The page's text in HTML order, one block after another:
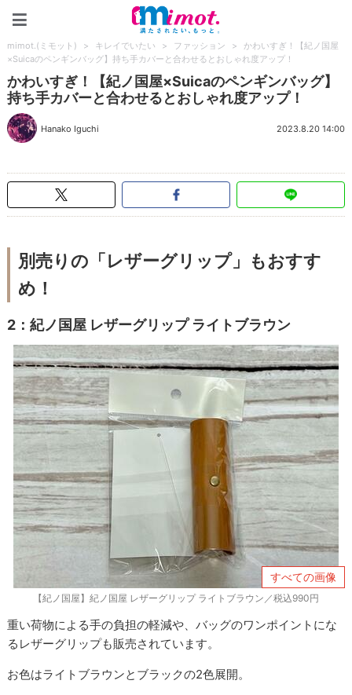
mimot.(ミモット) > キレイでいたい > ファッション >
かわいすぎ！【紀ノ国屋
×Suicaのペンギンバッグ】持ち手カバーと合わせるとおしゃれ度アップ！
かわいすぎ！【紀ノ国屋×Suicaのペンギンバッグ】
持ち手カバーと合わせるとおしゃれ度アップ！
Hanako Iguchi 2023.8.20 14:00
別売りの「レザーグリップ」もおすす
め！
2：紀ノ国屋 レザーグリップ ライトブラウン
すべての画像
【紀ノ国屋】紀ノ国屋 レザーグリップ ライトブラウン／税込990円
重い荷物による手の負担の軽減や、バッグのワンポイントにな
るレザーグリップも販売されています。
お色はライトブラウンとブラックの2色展開。